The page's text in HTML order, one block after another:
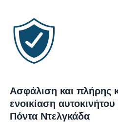
Ασφάλιση και πλήρης
ενοικίαση
Πόντα Ντελγκάδα